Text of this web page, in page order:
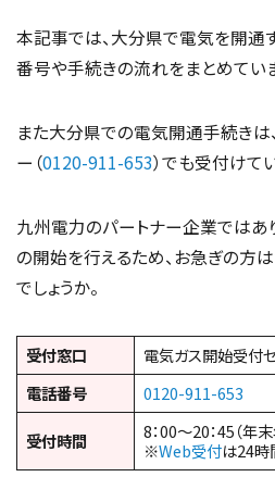
本記事では、大分県で電気を開
番号や手続きの流れをまとめてい
また大分県での電気開通手続きは
ー（0120-911-653）でも受付けて
九州電力のパートナー企業ではあ
の開始を行えるため、お急ぎの方
でしょうか。
受付窓口
電気ガス開始受付
電話番号
0120-911-653
受付時間
8：00～20：45（年末
※Web受付は24